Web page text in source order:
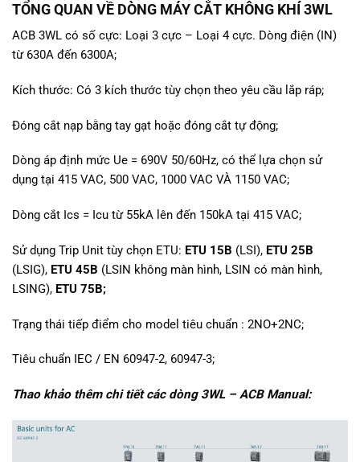
TỔNG QUAN VỀ DÒNG MÁY CẮT KHÔNG KHÍ 3WL
ACB 3WL có số cực: Loại 3 cực – Loại 4 cực. Dòng điện (IN)
từ 630A đến 6300A;
Kích thước: Có 3 kích thước tùy chọn theo yêu cầu lắp ráp;
Đóng cắt nạp bằng tay gạt hoặc đóng cắt tự động;
Dòng áp định mức Ue = 690V 50/60Hz, có thể lựa chọn sử
dụng tại 415 VAC, 500 VAC, 1000 VAC VÀ 1150 VAC;
Dòng cắt Ics = Icu từ 55kA lên đến 150kA tại 415 VAC;
Sử dụng Trip Unit tùy chọn ETU: ETU 15B (LSI), ETU 25B
(LSIG), ETU 45B (LSIN không màn hình, LSIN có màn hình,
LSING), ETU 75B;
Trạng thái tiếp điểm cho model tiêu chuẩn : 2NO+2NC;
Tiêu chuẩn IEC / EN 60947-2, 60947-3;
Thao khảo thêm chi tiết các dòng 3WL – ACB Manual: